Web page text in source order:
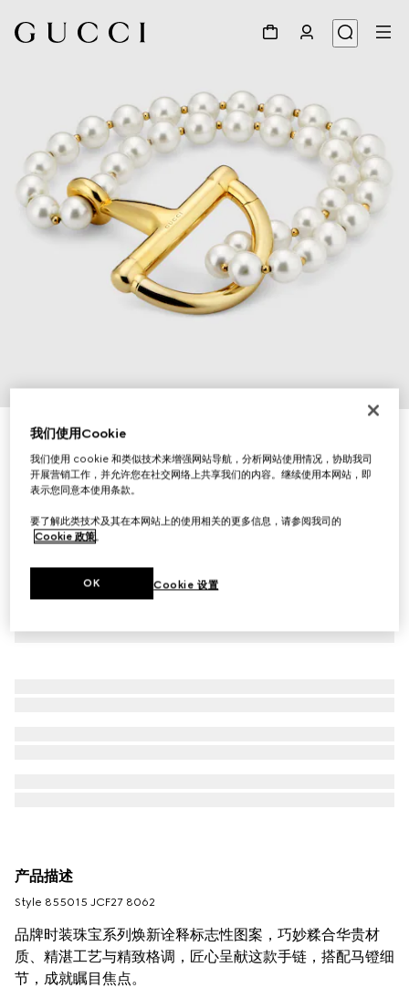
饰马镫手链
€ 590
产品描述
Style ‎855015 JCF27 8062
品牌时装珠宝系列焕新诠释标志性图案，巧妙糅合华贵材
质、精湛工艺与精致格调，匠心呈献这款手链，搭配马镫细
节，成就瞩目焦点。
我们使用Cookie
我们使用 cookie 和类似技术来增强网站导航，分析网站使用情况，协助我司
开展营销工作，并允许您在社交网络上共享我们的内容。继续使用本网站，即
表示您同意本使用条款。
要了解此类技术及其在本网站上的使用相关的更多信息，请参阅我司的
Cookie 政策。
Cookie 设置
OK